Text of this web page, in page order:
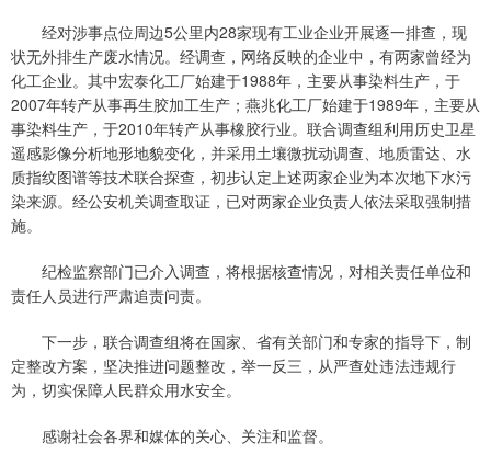
经对涉事点位周边5公里内28家现有工业企业开展逐一排查，现
状无外排生产废水情况。经调查，网络反映的企业中，有两家曾经为
化工企业。其中宏泰化工厂始建于1988年，主要从事染料生产，于
2007年转产从事再生胶加工生产；燕兆化工厂始建于1989年，主要从
事染料生产，于2010年转产从事橡胶行业。联合调查组利用历史卫星
遥感影像分析地形地貌变化，并采用土壤微扰动调查、地质雷达、水
质指纹图谱等技术联合探查，初步认定上述两家企业为本次地下水污
染来源。经公安机关调查取证，已对两家企业负责人依法采取强制措
施。
纪检监察部门已介入调查，将根据核查情况，对相关责任单位和
责任人员进行严肃追责问责。
下一步，联合调查组将在国家、省有关部门和专家的指导下，制
定整改方案，坚决推进问题整改，举一反三，从严查处违法违规行
为，切实保障人民群众用水安全。
感谢社会各界和媒体的关心、关注和监督。